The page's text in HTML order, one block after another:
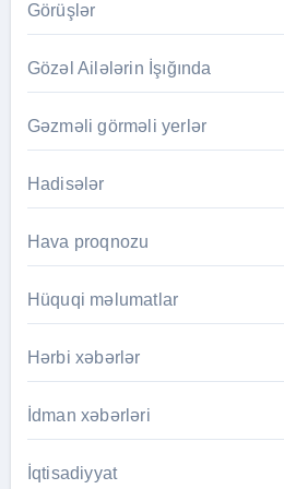
Görüşlər
Gözəl Ailələrin İşığında
Gəzməli görməli yerlər
Hadisələr
Hava proqnozu
Hüquqi məlumatlar
Hərbi xəbərlər
İdman xəbərləri
İqtisadiyyat